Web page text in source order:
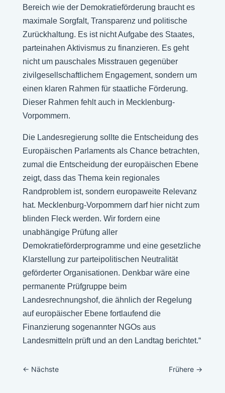
Bereich wie der Demokratieförderung braucht es
maximale Sorgfalt, Transparenz und politische
Zurückhaltung. Es ist nicht Aufgabe des Staates,
parteinahen Aktivismus zu finanzieren. Es geht
nicht um pauschales Misstrauen gegenüber
zivilgesellschaftlichem Engagement, sondern um
einen klaren Rahmen für staatliche Förderung.
Dieser Rahmen fehlt auch in Mecklenburg-
Vorpommern.
Die Landesregierung sollte die Entscheidung des
Europäischen Parlaments als Chance betrachten,
zumal die Entscheidung der europäischen Ebene
zeigt, dass das Thema kein regionales
Randproblem ist, sondern europaweite Relevanz
hat. Mecklenburg-Vorpommern darf hier nicht zum
blinden Fleck werden. Wir fordern eine
unabhängige Prüfung aller
Demokratieförderprogramme und eine gesetzliche
Klarstellung zur parteipolitischen Neutralität
geförderter Organisationen. Denkbar wäre eine
permanente Prüfgruppe beim
Landesrechnungshof, die ähnlich der Regelung
auf europäischer Ebene fortlaufend die
Finanzierung sogenannter NGOs aus
Landesmitteln prüft und an den Landtag berichtet.“
← Nächste Frühere →